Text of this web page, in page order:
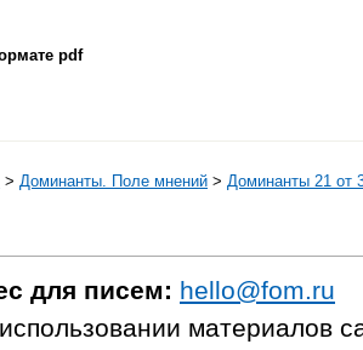
pdf
> Доминанты. Поле мнений > Доминанты 21 от
для писем: hello@fom.ru
материалов